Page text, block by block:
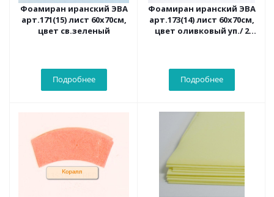
Фоамиран иранский ЭВА
арт.171(15) лист 60х70см,
цвет св.зеленый
Подробнее
Фоамиран иранский ЭВА
арт.173(14) лист 60х70см,
цвет оливковый уп./ 2
Подробнее